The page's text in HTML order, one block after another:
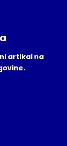
artikal na